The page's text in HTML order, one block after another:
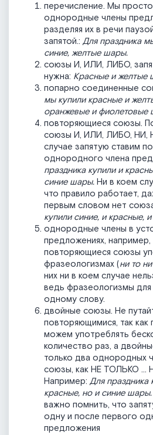
перечисление. Мы
однородные члены
разделяя их в речи
запятой.: Для праздника
синие, желтые шары.
союзы И, ИЛИ, ЛИБО,
нужна: Красные и желтые
попарно соединенные
мы купили красные и
оранжевые и фиолетовые
повторяющиеся союзы.
союзы И, ИЛИ, ЛИБО, НИ,
случае запятую ставим
однородного члена
праздника купили и
синие шары. Ни в коем
что правило работает,
первым словом нет
купили синие, и красные,
однородные члены в
предложениях, например,
повторяющиеся союзы
фразеологизмах (ни то
них ни в коем случае
ведь фразеологизмы для
одному слову.
двойные союзы. Не
повторяющимися, так
можем употреблять
количество раз, а
только два однородных
союзы, как НЕ ТОЛЬКО …
Например: Для праздника
красные, но и синие шары.
важно помнить, что
одну и после первого
предложения